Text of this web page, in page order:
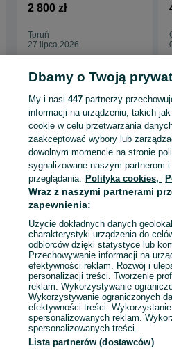
2 800 zł
Toruń
27 lipca 2026
Strona główna Dom i Ogród Ogród
Warszawa
Grill - Bemowo
KATEGORIA
ID:701205162
Zadzwoń / SMS
Dbamy o Twoją
My i nasi447 partnerzy
informacji na urządzeniu, takich
cookie w celu przetwarzania
zaakceptować wybory lub
dowolnym momencie na stronie
sygnalizowane naszym partnerom i
przeglądania. Polityka cookies,
Wraz z naszymi partnerami
zapewnienia:
Użycie dokładnych danych
charakterystyki urządzenia do
odbiorców dzięki statystyce lub
Przechowywanie informacji na
efektywności reklam. Rozwój i
personalizacji treści. Tworzenie
reklam. Wykorzystywanie
Wykorzystywanie ograniczonych
efektywności treści.
spersonalizowanych reklam.
spersonalizowanych treści.
Lista partnerów (dostawców)